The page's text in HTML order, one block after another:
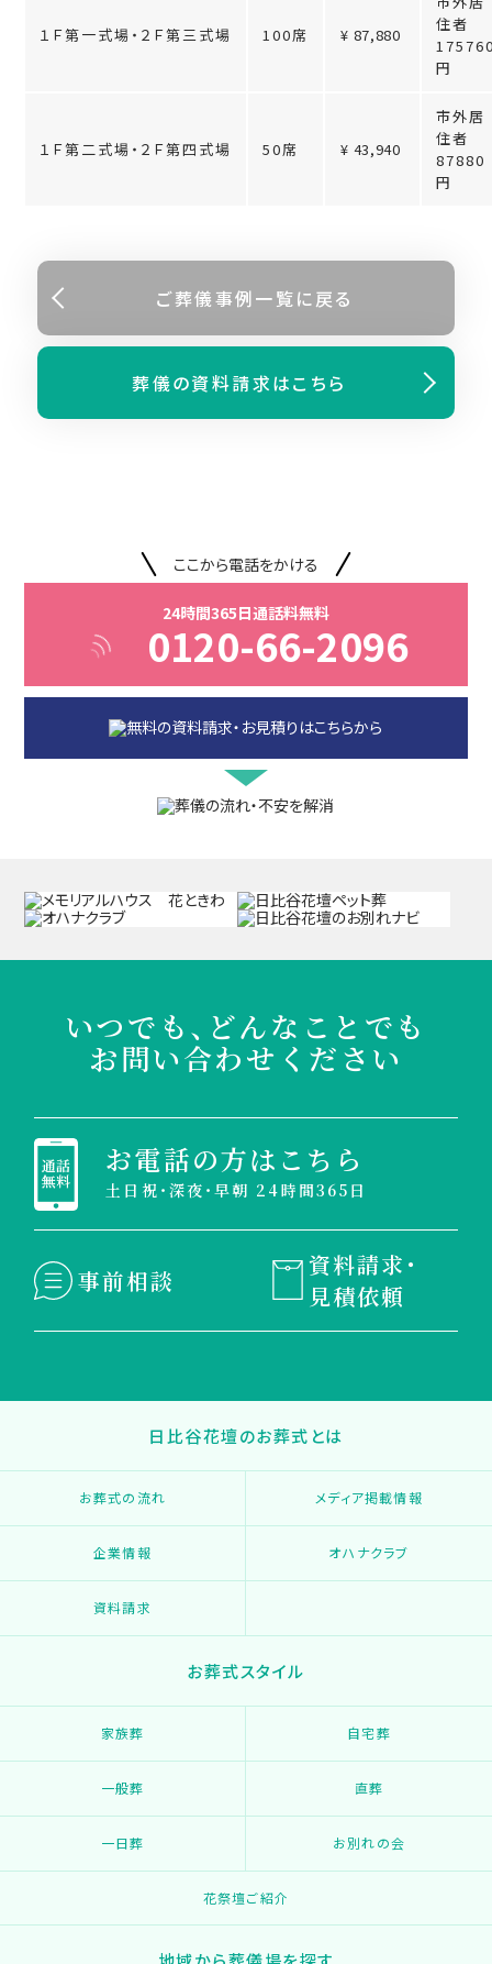
１Ｆ第一式場・２Ｆ第三式場 100席 ¥ 87,880
住者
円
１Ｆ第二式場・２Ｆ第四式場 50席 ¥ 43,940
市外居
住者
87880
円
ご葬儀事例⼀覧に戻る
葬儀の資料請求はこちら
ここから電話をかける
24時間365日通話料無料
0120-66-2096
いつでも、どんなことでも
お問い合わせください
お電話の方はこちら
土日祝・深夜・早朝 24時間365日
事前相談
資料請求・
見積依頼
日比谷花壇のお葬式とは
お葬式の流れ メディア掲載情報
企業情報 オハナクラブ
資料請求
お葬式スタイル
家族葬 自宅葬
一般葬 直葬
一日葬 お別れの会
花祭壇ご紹介